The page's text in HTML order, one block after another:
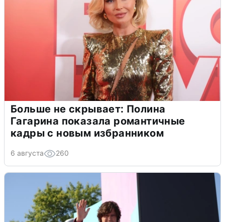
Больше не скрывает: Полина
Гагарина показала романтичные
кадры с новым избранником
6 августа 260